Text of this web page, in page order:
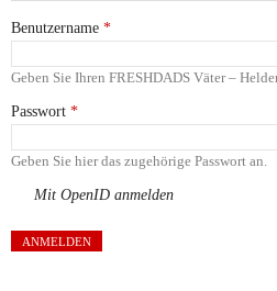
Benutzername *
Geben Sie Ihren FRESHDADS Väter –
Passwort *
Geben Sie hier das zugehörige Passwort an.
Mit OpenID anmelden